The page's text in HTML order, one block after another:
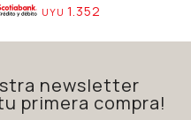
UYU 1.352
newsletter
primera compra!